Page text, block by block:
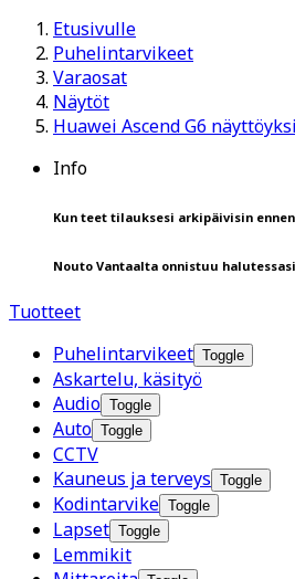
Etusivulle
Puhelintarvikeet
Varaosat
Näytöt
Huawei Ascend G6
Info
Kun teet tilauksesi arkipäivisin
Nouto Vantaalta onnistuu
Tuotteet
Puhelintarvikeet Toggle
Askartelu, käsityö
Audio Toggle
Auto Toggle
CCTV
Kauneus ja terveys Toggle
Kodintarvike Toggle
Lapset Toggle
Lemmikit